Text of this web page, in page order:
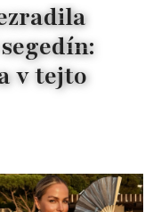
v tejto